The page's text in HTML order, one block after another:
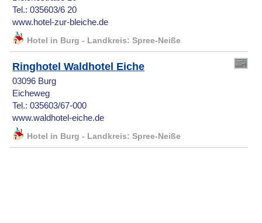
Tel.: 035603/6 20
www.hotel-zur-bleiche.de
Hotel in Burg - Landkreis: Spree-Neiße
Ringhotel Waldhotel Eiche
03096 Burg
Eicheweg
Tel.: 035603/67-000
www.waldhotel-eiche.de
Hotel in Burg - Landkreis: Spree-Neiße